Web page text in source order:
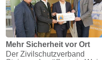
Schnöll
gfrogt
Zonen
Podcast
Mehr Sicherheit vor Ort
Der Zivilschutzverband